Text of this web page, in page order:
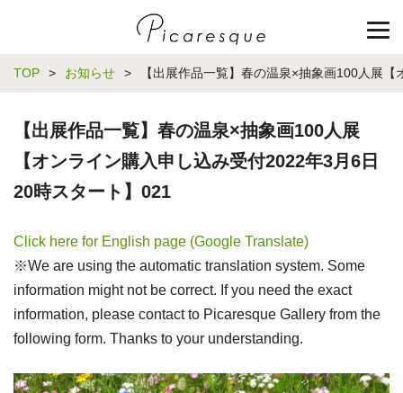
TOP > お知らせ > 【出展作品一覧】春の温泉×抽象画100人展
【出展作品一覧】春の温泉×抽象画100人展
【オンライン購入申し込み受付2022年3月6日
20時スタート】021
Click here for English page (Google Translate)
※We are using the automatic translation system. Some
information might not be correct. If you need the exact
information, please contact to Picaresque Gallery from the
following form. Thanks to your understanding.